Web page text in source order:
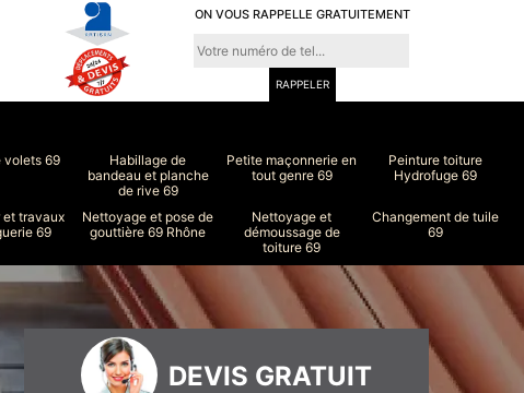
ON VOUS RAPPELLE GRATUITEMENT
volets 69
Habillage de
bandeau et planche
de rive 69
Petite maçonnerie en
tout genre 69
Peinture toiture
Hydrofuge 69
travaux
69
Nettoyage et pose de
gouttière 69 Rhône
Nettoyage et
démoussage de
toiture 69
Changement de tuile
69
DEVIS GRATUIT